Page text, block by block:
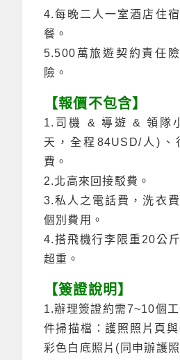
4.每晚二人一室酒店住
餐。
5.500萬旅遊契約責任
險。
【報價不包含】
1.司機 & 導遊 & 領隊
天，全程84USD/人)、
費。
2.北高來回接駁費。
3.私人之電話費，洗衣
個別費用。
4.搭飛機行李限重20公
超重。
【簽證說明】
1.辦理簽證約需7~10個
件掃描檔：護照照片頁
彩色白底照片(同申辦護